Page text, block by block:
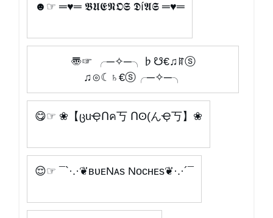
☻☞ ═♥═ 𝕭𝖀𝕰𝕹𝕺𝕾 𝕯í𝕬𝕾 ═♥═
〠☞ ╭─✧─╮♭☋€♫ꍏⓢ
♫⊙☾♄€ⓢ╭─✧─╮
😋☞ ❀【ცuҾՈค丂 Ոʘ(んҾ丂】❀
😌☞ ¯`·.·❦ʙᴜᴇNᴀs Nᴏᴄʜᴇs❦·.·´¯